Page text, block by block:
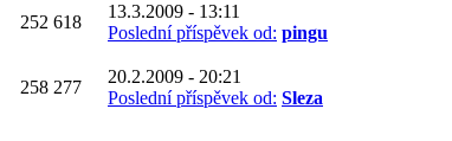
252 618
13.3.2009 - 13:11
Poslední příspěvek od: pingu
258 277
20.2.2009 - 20:21
Poslední příspěvek od: Sleza